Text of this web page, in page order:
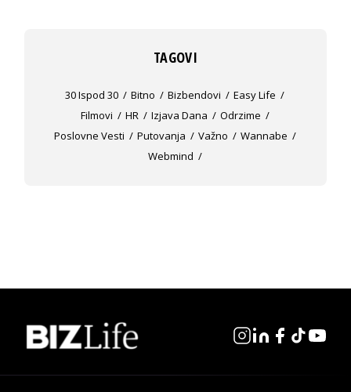
TAGOVI
30 Ispod 30 Bitno Bizbendovi
Easy Life
Filmovi
HR Izjava Dana
Odrzime
Poslovne Vesti
Putovanja Važno
Wannabe
Webmind